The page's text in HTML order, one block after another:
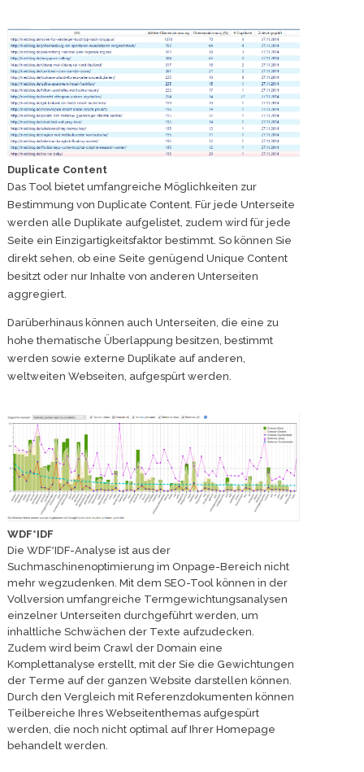
Duplicate Content
Das Tool bietet umfangreiche Möglichkeiten zur
Bestimmung von Duplicate Content. Für jede Unterseite
werden alle Duplikate aufgelistet, zudem wird für jede
Seite ein Einzigartigkeitsfaktor bestimmt. So können Sie
direkt sehen, ob eine Seite genügend Unique Content
besitzt oder nur Inhalte von anderen Unterseiten
aggregiert.
Darüberhinaus können auch Unterseiten, die eine zu
hohe thematische Überlappung besitzen, bestimmt
werden sowie externe Duplikate auf anderen,
weltweiten Webseiten, aufgespürt werden.
WDF*IDF
Die WDF*IDF-Analyse ist aus der
Suchmaschinenoptimierung im Onpage-Bereich nicht
mehr wegzudenken. Mit dem SEO-Tool können in der
Vollversion umfangreiche Termgewichtungsanalysen
einzelner Unterseiten durchgeführt werden, um
inhaltliche Schwächen der Texte aufzudecken.
Zudem wird beim Crawl der Domain eine
Komplettanalyse erstellt, mit der Sie die Gewichtungen
der Terme auf der ganzen Website darstellen können.
Durch den Vergleich mit Referenzdokumenten können
Teilbereiche Ihres Webseitenthemas aufgespürt
werden, die noch nicht optimal auf Ihrer Homepage
behandelt werden.